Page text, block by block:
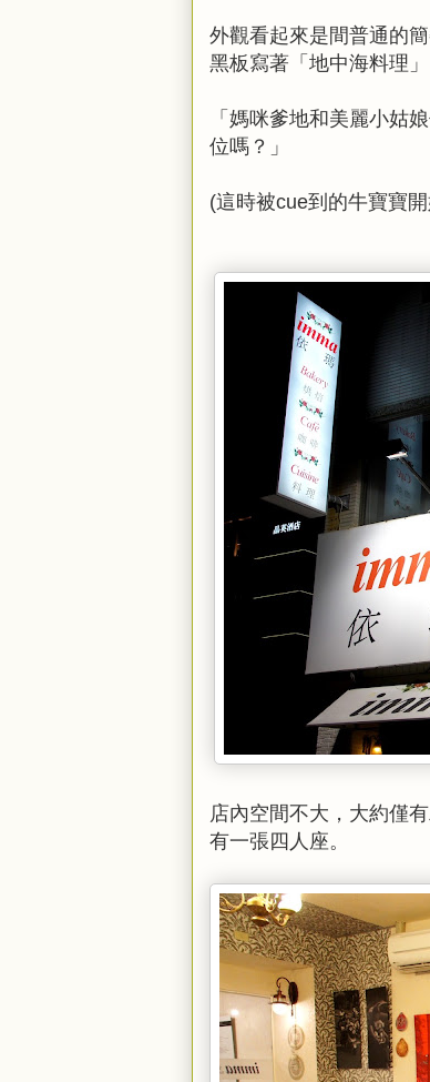
外觀看起來是間普通的
黑板寫著「地中海料理
「媽咪爹地和美麗小姑
位嗎？」
(這時被cue到的牛寶寶
店內空間不大，大約僅
有一張四人座。